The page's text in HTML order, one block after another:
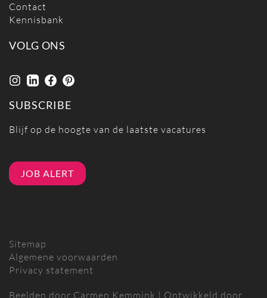
Contact
Kennisbank
VOLG ONS
SUBSCRIBE
Blijf op de hoogte van de laatste vacatures
JOB ALERT
Sitemap
Algemene voorwaarden
Privacy statement
Beelden door Carmen Kemmink | Ontwikkeld door